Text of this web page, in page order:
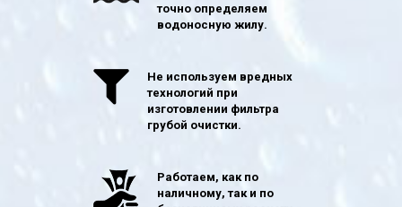
точно определяем
водоносную жилу.
Не используем вредных
технологий при
изготовлении фильтра
грубой очистки.
Работаем, как по
наличному, так и по